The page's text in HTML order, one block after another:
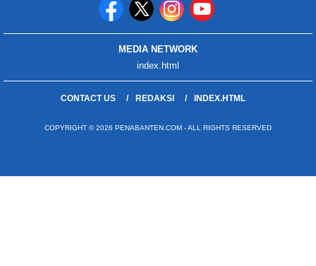
MEDIA NETWORK
index.html
CONTACT US REDAKSI INDEX.HTML
COPYRIGHT © 2026 PENABANTEN.COM - ALL RIGHTS RESERVED